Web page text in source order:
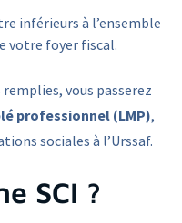
inférieurs à l’ensemble
votre foyer fiscal.
vous passerez
professionnel (LMP),
sociales à l’Urssaf.
SCI ?